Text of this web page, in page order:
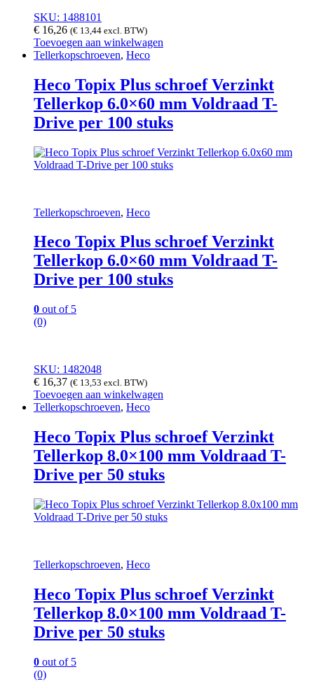
SKU: 1488101
€ 16,26 (€ 13,44 excl. BTW)
Toevoegen aan winkelwagen
Tellerkopschroeven, Heco
Heco Topix Plus schroef Verzinkt
Tellerkop 6.0×60 mm Voldraad T-
Drive per 100 stuks
Tellerkopschroeven, Heco
Heco Topix Plus schroef Verzinkt
Tellerkop 6.0×60 mm Voldraad T-
Drive per 100 stuks
0 out of 5
(0)
SKU: 1482048
€ 16,37 (€ 13,53 excl. BTW)
Toevoegen aan winkelwagen
Tellerkopschroeven, Heco
Heco Topix Plus schroef Verzinkt
Tellerkop 8.0×100 mm Voldraad T-
Drive per 50 stuks
Tellerkopschroeven, Heco
Heco Topix Plus schroef Verzinkt
Tellerkop 8.0×100 mm Voldraad T-
Drive per 50 stuks
0 out of 5
(0)